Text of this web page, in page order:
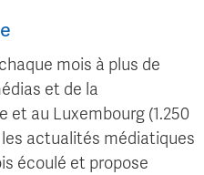
mois à plus de
et de la
et au Luxembourg (1.250
les actualités médiatiques
écoulé et propose